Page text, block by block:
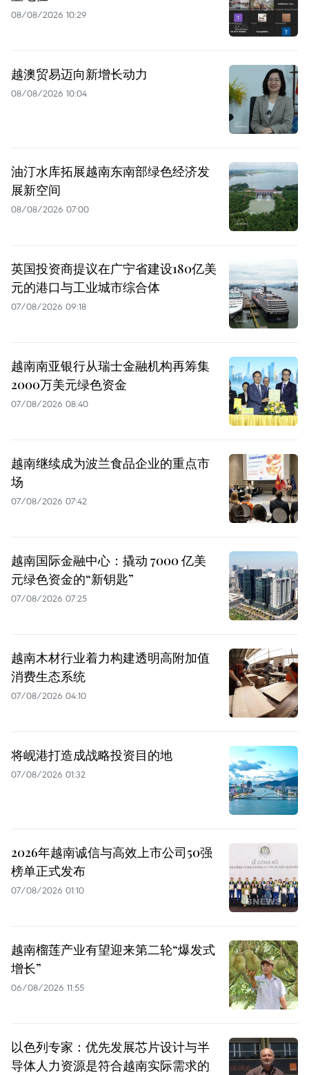
08/08/2026 10:29
越澳贸易迈向新增长动力
08/08/2026 10:04
油汀水库拓展越南东南部绿色经济发
展新空间
08/08/2026 07:00
英国投资商提议在广宁省建设180亿美
元的港口与工业城市综合体
07/08/2026 09:18
越南南亚银行从瑞士金融机构再筹集
2000万美元绿色资金
07/08/2026 08:40
越南继续成为波兰食品企业的重点市
场
07/08/2026 07:42
越南国际金融中心：撬动 7000 亿美
元绿色资金的“新钥匙”
07/08/2026 07:25
越南木材行业着力构建透明高附加值
消费生态系统
07/08/2026 04:10
将岘港打造成战略投资目的地
07/08/2026 01:32
2026年越南诚信与高效上市公司50强
榜单正式发布
07/08/2026 01:10
越南榴莲产业有望迎来第二轮“爆发式
增长”
06/08/2026 11:55
以色列专家：优先发展芯片设计与半
导体人力资源是符合越南实际需求的